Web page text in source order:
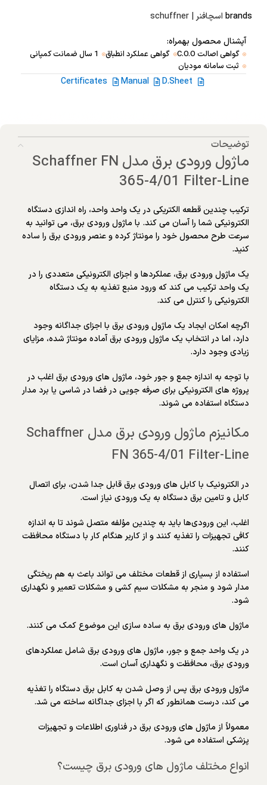
brands اسچافنر | schuffner
آپشنال محصول بهمراه:
گواهی اصالت C.O.O گواهی عملکرد انطباق
1 سال ضمانت کمپانی
ثبت سامانه مودیان
D.Sheet
Manual
Certificates
توضیحات
ماژول ورودی برق مدل Schaffner FN
365-4/01 Filter-Line
ترکیب چندین قطعه الکتریکی در یک واحد واحد، راه اندازی دستگاه
الکترونیکی شما را آسان می کند. با ماژول ورودی برق، می توانید به
سرعت طرح محصول خود را مونتاژ کرده و عنصر ورودی برق را ساده
کنید.
یک ماژول ورودی برق، عملکردها و اجزای الکترونیکی متعددی را در
یک واحد ترکیب می کند که ورود منبع تغذیه به یک دستگاه
الکترونیکی را کنترل می کند.
اگرچه امکان ایجاد یک ماژول ورودی برق با اجزای جداگانه وجود
دارد، اما در انتخاب یک ماژول ورودی برق آماده مونتاژ شده، مزایای
زیادی وجود دارد.
با توجه به اندازه جمع و جور خود، ماژول های ورودی برق اغلب در
پروژه های الکترونیکی برای صرفه جویی در فضا در شاسی یا برد مدار
دستگاه استفاده می شوند.
مکانیزم ماژول ورودی برق مدل Schaffner
FN 365-4/01 Filter-Line
در الکترونیک با کابل های ورودی برق قابل جدا شدن، برای اتصال
کابل و تامین برق دستگاه به یک ورودی نیاز است.
اغلب، این ورودی‌ها باید به چندین مؤلفه متصل شوند تا به اندازه
کافی تجهیزات را تغذیه کنند و از کاربر هنگام کار با دستگاه محافظت
کنند.
استفاده از بسیاری از قطعات مختلف می تواند باعث به هم ریختگی
مدار شود و منجر به مشکلات سیم کشی و مشکلات تعمیر و نگهداری
شود.
ماژول های ورودی برق به ساده سازی این موضوع کمک می کنند.
در یک واحد جمع و جور، ماژول های ورودی برق شامل عملکردهای
ورودی برق، محافظت و نگهداری آسان است.
ماژول ورودی برق پس از وصل شدن به کابل برق دستگاه را تغذیه
می کند، درست همانطور که اگر با اجزای جداگانه ساخته می شد.
معمولاً از ماژول های ورودی برق در فناوری اطلاعات و تجهیزات
پزشکی استفاده می شود.
انواع مختلف ماژول های ورودی برق چیست؟